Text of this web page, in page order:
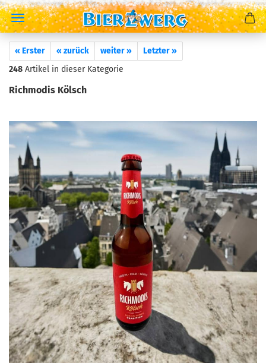
« Erster « zurück weiter »
Letzter »
248 Artikel in dieser Kategorie
Richmodis Kölsch